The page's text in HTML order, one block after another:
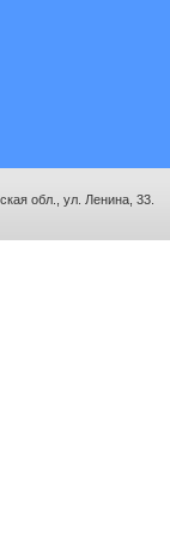
обл., ул. Ленина, 33.